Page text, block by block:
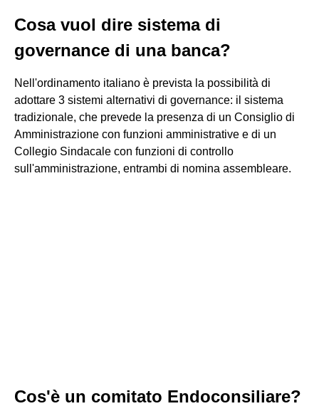
Cosa vuol dire sistema di
governance di una banca?
Nell'ordinamento italiano è prevista la possibilità di
adottare 3 sistemi alternativi di governance: il sistema
tradizionale, che prevede la presenza di un Consiglio di
Amministrazione con funzioni amministrative e di un
Collegio Sindacale con funzioni di controllo
sull'amministrazione, entrambi di nomina assembleare.
Cos'è un comitato Endoconsiliare?